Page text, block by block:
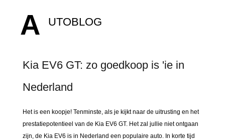
A UTOBLOG
Kia EV6 GT: zo goedkoop is 'ie in
Nederland
Het is een koopje! Tenminste, als je kijkt naar de uitrusting en het
prestatiepotentieel van de Kia EV6 GT. Het zal jullie niet ontgaan
zijn, de Kia EV6 is in Nederland een populaire auto. In korte tijd